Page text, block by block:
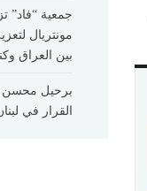
جمعية “فاد”
مونتريال
بين العراق
برحيل
القرار في